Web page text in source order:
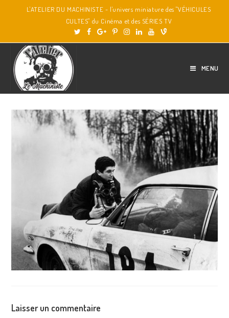
L'ATELIER DU MACHINISTE - l'univers miniature des "VÉHICULES
CULTES" du Cinéma et des SÉRIES TV
MENU
Laisser un commentaire